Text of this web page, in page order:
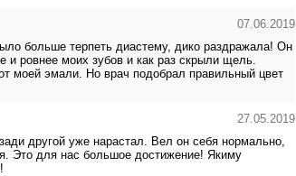
07.06.2019
больше терпеть диастему, дико раздражала! Он
ровнее моих зубов и как раз скрыли щель.
моей эмали. Но врач подобрал правильный цвет
27.05.2019
другой уже нарастал. Вел он себя нормально,
Это для нас большое достижение! Якиму